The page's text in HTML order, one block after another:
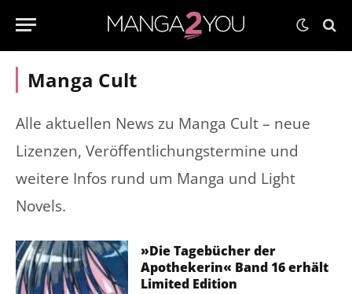
Manga Cult
Alle aktuellen News zu Manga Cult – neue
Lizenzen, Veröffentlichungstermine und
weitere Infos rund um Manga und Light
Novels.
»Die Tagebücher der
Apothekerin« Band 16 erhält
Limited Edition